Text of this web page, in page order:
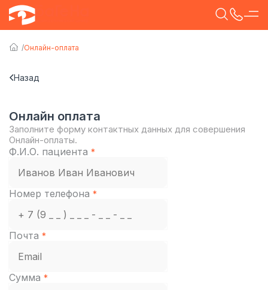
Онлайн-оплата
Назад
Онлайн оплата
Заполните форму контактных данных для совершения
Онлайн-оплаты.
Ф.И.О. пациента *
Номер телефона *
Почта *
Сумма *